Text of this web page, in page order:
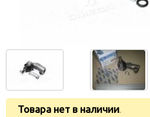
Товара нет в наличии.